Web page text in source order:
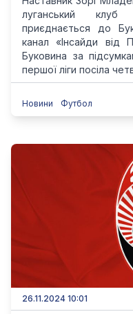
луганський
приєднається до
канал «Інсайди від
Буковина за
першої ліги посіла
Новини Футбол
26.11.2024 10:01